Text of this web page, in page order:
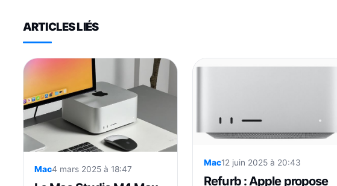
ARTICLES LIÉS
Mac4 mars 2025 à 18:47
Mac12 juin 2025 à 20:43
Refurb : Apple propose